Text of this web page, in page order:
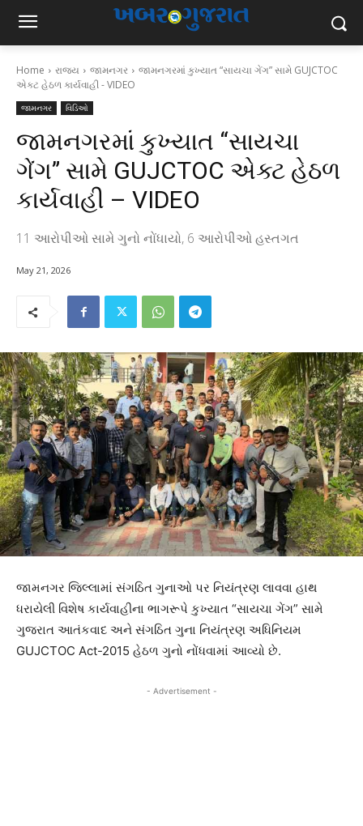
Home રાજ્ય જામનગર
જામનગરમાં કુખ્યાત “સાયચા ગેંગ” સામે GUJCTOC
એક્ટ હેઠળ કાર્યવાહી - VIDEO
જામનગર વિડિઓ
જામનગરમાં કુખ્યાત “સાયચા
ગેંગ” સામે GUJCTOC એક્ટ હેઠળ
કાર્યવાહી – VIDEO
11 આરોપીઓ સામે ગુનો નોંધાયો, 6 આરોપીઓ હસ્તગત
May 21, 2026
જામનગર જિલ્લામાં સંગઠિત ગુનાઓ પર નિયંત્રણ લાવવા હાથ
ધરાયેલી વિશેષ કાર્યવાહીના ભાગરૂપે કુખ્યાત “સાયચા ગેંગ” સામે
ગુજરાત આતંકવાદ અને સંગઠિત ગુના નિયંત્રણ અધિનિયમ
GUJCTOC Act-2015 હેઠળ ગુનો નોંધવામાં આવ્યો છે.
- Advertisement -